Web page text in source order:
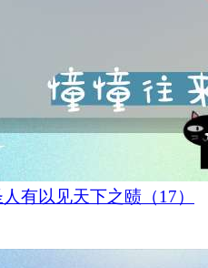
有以见天下之赜（17）